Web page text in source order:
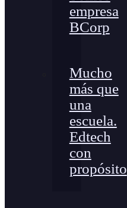
empresa
BCorp
Mucho
más que
una
escuela.
Edtech
con
propósito